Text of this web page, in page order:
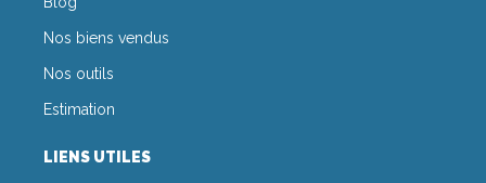
Nos biens vendus
Nos outils
Estimation
LIENS UTILES